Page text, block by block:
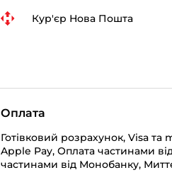
Кур'єр Нова Пошта
Оплата
Готівковий розрахунок, Visa
Apple Pay, Оплата частинами
частинами від Монобанку,